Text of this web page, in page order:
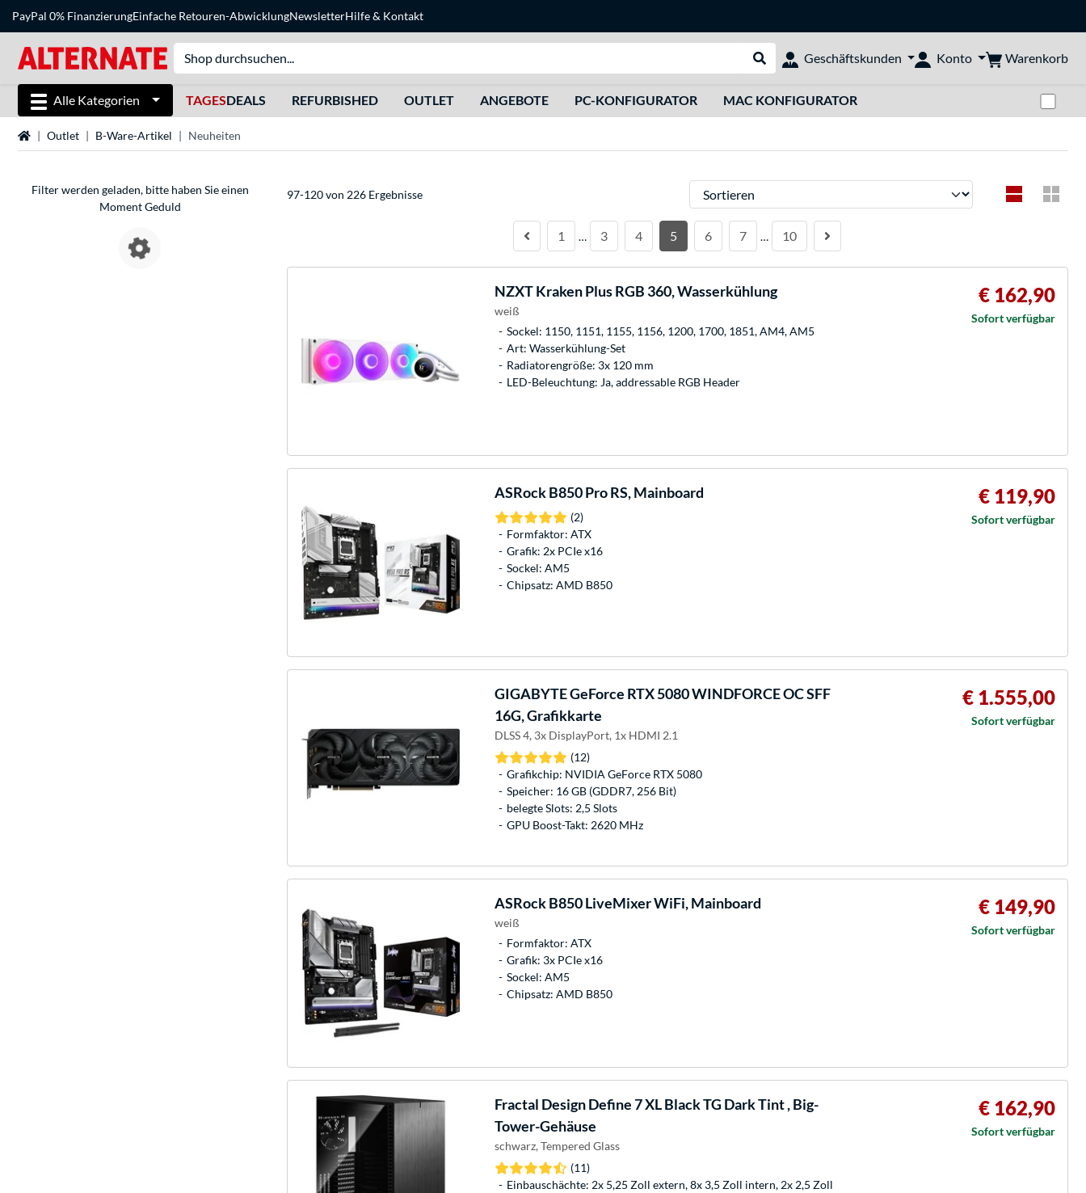
PayPal 0% FinanzierungEinfache Retouren-AbwicklungNewsletterHilfe& Kontakt
Suche durchführen
Geschäftskunden Konto Warenkorb
Alle Kategorien TAGESDEALS REFURBISHED OUTLET ANGEBOTE PC-KONFIGURATOR MAC KONFIGURATOR
StartseiteOutlet B-Ware-Artikel Neuheiten
Filter werden geladen, bitte haben Sie einen
Moment Geduld
97-120 von 226 Ergebnisse Sortieren
1 … 3 4 5 6 7 … 10
NZXTKraken Plus RGB 360, Wasserkühlung
weiß
Sockel: 1150, 1151, 1155, 1156, 1200, 1700, 1851, AM4, AM5
Art: Wasserkühlung-Set
Radiatorengröße: 3x 120 mm
LED-Beleuchtung: Ja, addressable RGB Header
€ 162,90
Sofort verfügbar
ASRockB850 Pro RS, Mainboard
(2)
Formfaktor: ATX
Grafik: 2x PCIe x16
Sockel: AM5
Chipsatz: AMD B850
€ 119,90
Sofort verfügbar
GIGABYTEGeForce RTX 5080 WINDFORCE OC SFF
16G, Grafikkarte
DLSS 4, 3x DisplayPort, 1x HDMI 2.1
(12)
Grafikchip: NVIDIA GeForce RTX 5080
Speicher: 16 GB (GDDR7, 256 Bit)
belegte Slots: 2,5 Slots
GPU Boost-Takt: 2620 MHz
€ 1.555,00
Sofort verfügbar
ASRockB850 LiveMixer WiFi, Mainboard
weiß
Formfaktor: ATX
Grafik: 3x PCIe x16
Sockel: AM5
Chipsatz: AMD B850
€ 149,90
Sofort verfügbar
Fractal DesignDefine 7 XL Black TG Dark Tint , Big-
Tower-Gehäuse
schwarz, Tempered Glass
(11)
Einbauschächte: 2x 5,25 Zoll extern, 8x 3,5 Zoll intern, 2x 2,5 Zoll
€ 162,90
Sofort verfügbar